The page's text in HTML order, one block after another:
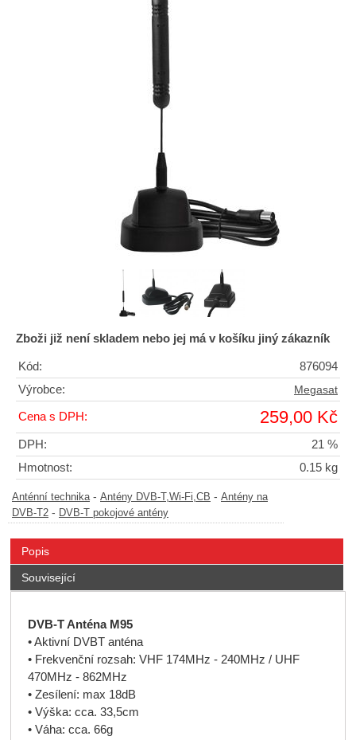
Zboži již není skladem nebo jej má v košíku jiný zákazník
Kód:
876094
Výrobce:
Megasat
Cena s DPH: 259,00 Kč
DPH:
21 %
Hmotnost:
0.15 kg
Anténní technika- Antény DVB-T,Wi-Fi,CB - Antény na
DVB-T2 - DVB-T pokojové antény
Popis
Související
DVB-T Anténa M95
• Aktivní DVBT anténa
• Frekvenční rozsah: VHF 174MHz - 240MHz / UHF
470MHz - 862MHz
• Zesílení: max 18dB
• Výška: cca. 33,5cm
• Váha: cca. 66g